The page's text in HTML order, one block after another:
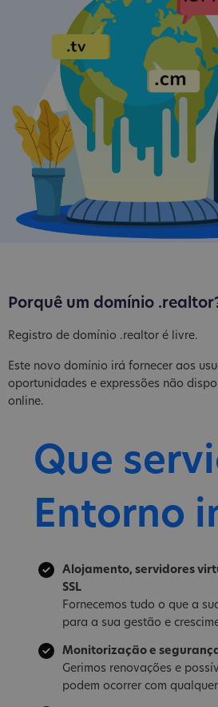
Porquê um domínio
Registro de domínio .realtor é livre.
Este novo domínio irá fornecer aos
oportunidades e expressões não
online.
Que
Entorno
Alojamento, servidores
SSL
Fornecemos tudo o que a
para a sua gestão e
Monitorização e
Gerimos renovações e
podem ocorrer com